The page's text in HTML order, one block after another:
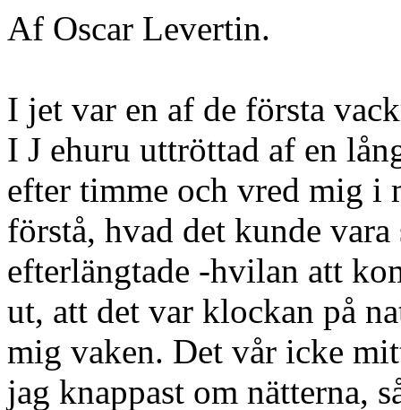
Af Oscar Levertin.
I jet var en af de första
I J ehuru uttröttad af en
efter timme och vred mig i
förstå, hvad det kunde
efterlängtade -hvilan att
ut, att det var klockan på
mig vaken. Det vår icke
jag knappast om nätterna,